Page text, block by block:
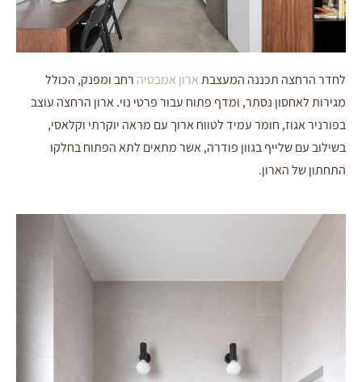
לחדר הרחצה תכננה המעצבתארון אמבטיה רחב ומפנק, הכולל
מגירות לאחסון נסתר, ומדף פתוח עבור פרטי נוי. ארון הרחצה עוצב
בפורניר אגוז, חומר עמיד לטווח ארוך עם מראה יוקרתי וקלאסי,
בשילוב עם שלייף בגוון פודרה, אשר מתאים לתא הפתוח בחלקו
התחתון של הארון.